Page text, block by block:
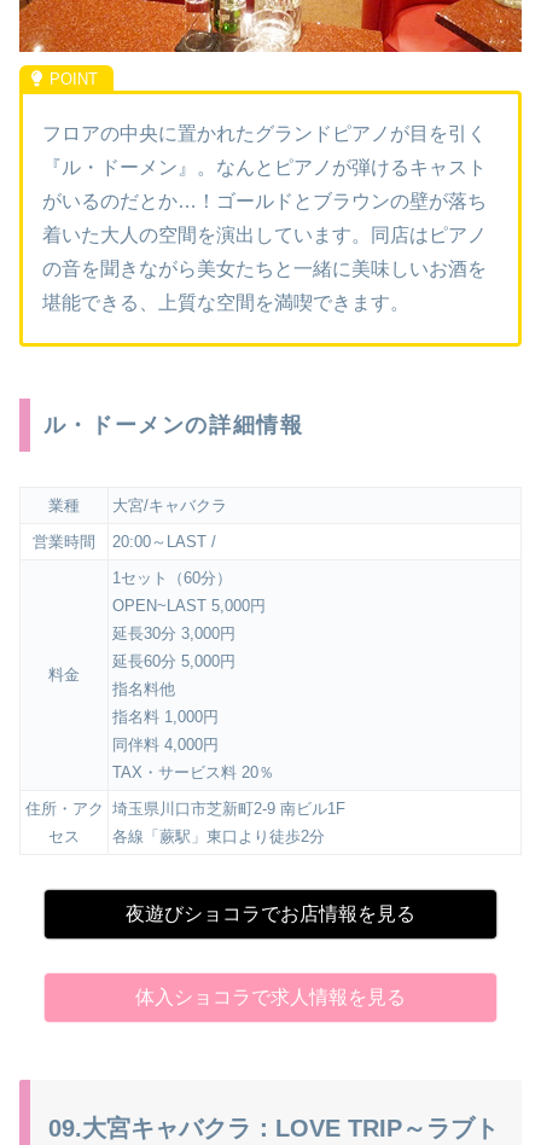
フロアの中央に置かれたグランドピアノが目を引く
『ル・ドーメン』。なんとピアノが弾けるキャスト
がいるのだとか…！ゴールドとブラウンの壁が落ち
着いた大人の空間を演出しています。同店はピアノ
の音を聞きながら美女たちと一緒に美味しいお酒を
堪能できる、上質な空間を満喫できます。
ル・ドーメンの詳細情報
業種
大宮/キャバクラ
営業時間
20:00～LAST /
料金
1セット（60分）
OPEN~LAST 5,000円
延長30分 3,000円
延長60分 5,000円
指名料他
指名料 1,000円
同伴料 4,000円
TAX・サービス料 20％
住所・アク
セス
埼玉県川口市芝新町2-9 南ビル1F
各線「蕨駅」東口より徒歩2分
夜遊びショコラでお店情報を見る
体入ショコラで求人情報を見る
09.大宮キャバクラ：LOVE TRIP～ラブト